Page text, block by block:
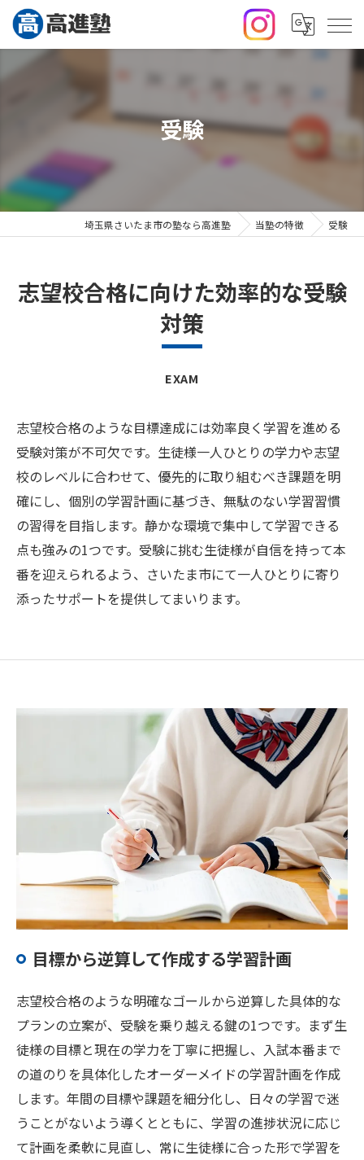
受験
埼玉県さいたま市の塾なら高進塾 当塾の特徴 受験
志望校合格に向けた効率的な受験
対策
EXAM
志望校合格のような目標達成には効率良く学習を進める
受験対策が不可欠です。生徒様一人ひとりの学力や志望
校のレベルに合わせて、優先的に取り組むべき課題を明
確にし、個別の学習計画に基づき、無駄のない学習習慣
の習得を目指します。静かな環境で集中して学習できる
点も強みの1つです。受験に挑む生徒様が自信を持って本
番を迎えられるよう、さいたま市にて一人ひとりに寄り
添ったサポートを提供してまいります。
目標から逆算して作成する学習計画
志望校合格のような明確なゴールから逆算した具体的な
プランの立案が、受験を乗り越える鍵の1つです。まず生
徒様の目標と現在の学力を丁寧に把握し、入試本番まで
の道のりを具体化したオーダーメイドの学習計画を作成
します。年間の目標や課題を細分化し、日々の学習で迷
うことがないよう導くとともに、学習の進捗状況に応じ
て計画を柔軟に見直し、常に生徒様に合った形で学習を